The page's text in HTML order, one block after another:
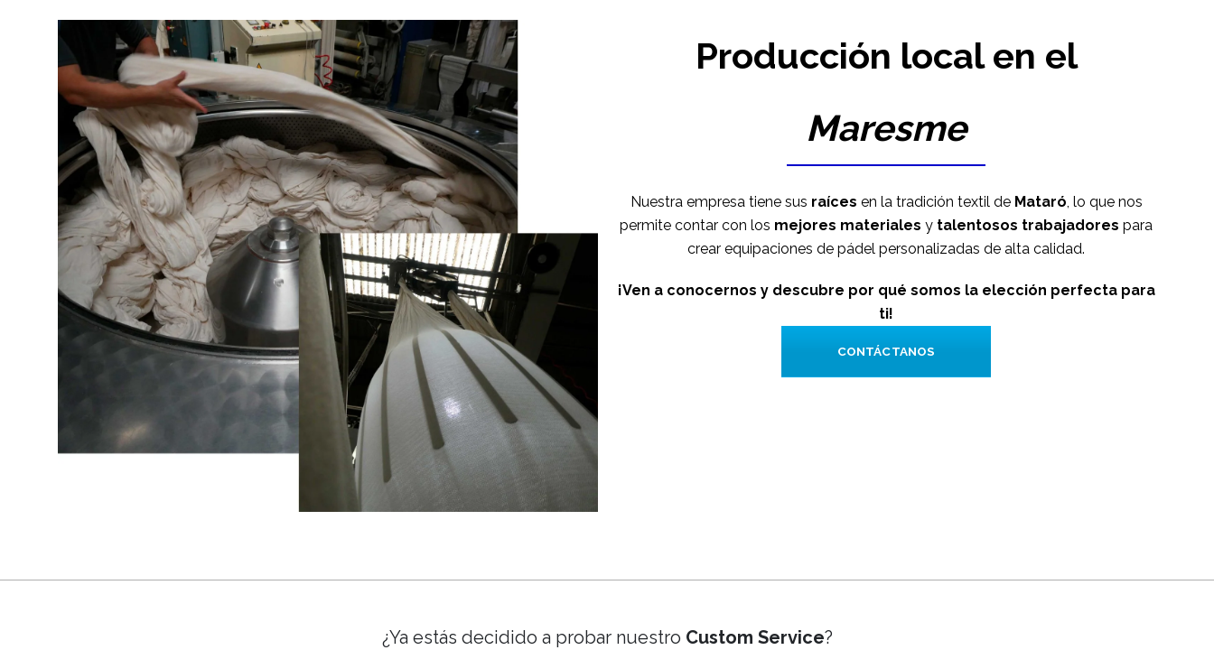
Producción local en el
Maresme
Nuestra empresa tiene sus raíces en la tradición textil de Mataró , lo que nos
permite contar con los mejores materiales y talentosos trabajadores para
crear equipaciones de pádel personalizadas de alta calidad.
¡Ven a conocernos y descubre por qué somos la elección perfecta para
ti!
CONTÁCTANOS
¿Ya estás decidido a probar nuestro Custom Service?